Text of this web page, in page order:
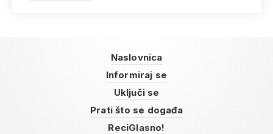
Naslovnica
Informiraj se
Uključi se
Prati što se događa
ReciGlasno!